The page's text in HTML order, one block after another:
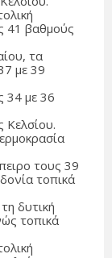
41 βαθμούς
τα
με 39
34 με 36
Κελσίου.
τους 39
τοπικά
δυτική
τοπικά